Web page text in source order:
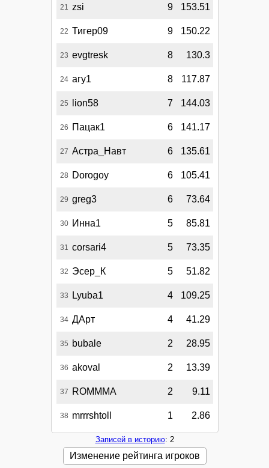
21 zsi 9 153.51
22 Тигер09 9 150.22
23 evgtresk 8 130.3
24 агу1 8 117.87
25 lion58 7 144.03
26 Пацак1 6 141.17
27 Астра_Навт 6 135.61
28 Dorogoy 6 105.41
29 greg3 6 73.64
30 Инна1 5 85.81
31 corsari4 5 73.35
32 Эсер_К 5 51.82
33 Lyuba1 4 109.25
34 ДАрт 4 41.29
35 bubale 2 28.95
36 akoval 2 13.39
37 ROMMMA 2 9.11
38 mrrrshtoll 1 2.86
Записей в историю: 2
Изменение рейтинга игроков